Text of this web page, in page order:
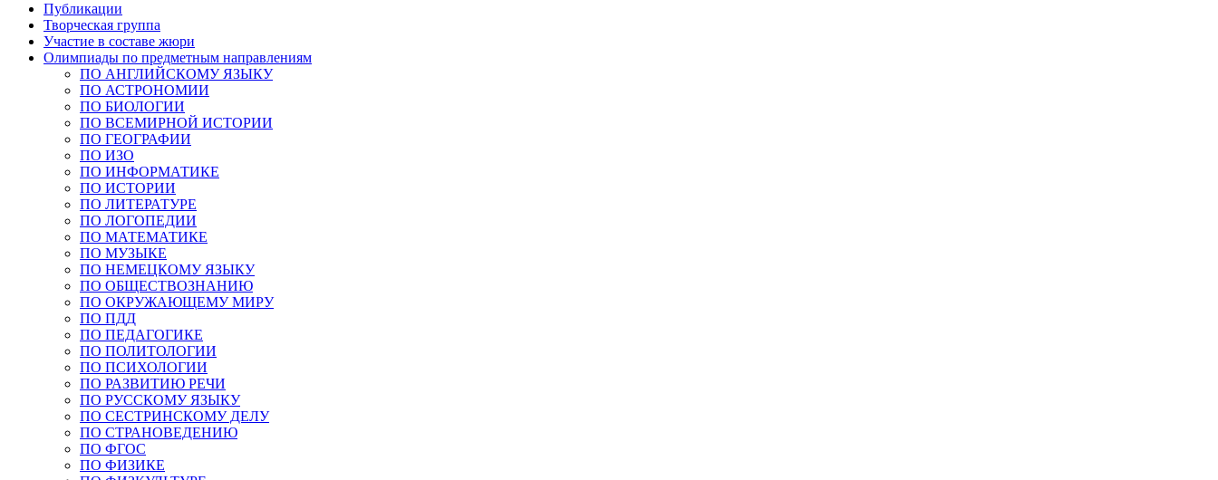
Публикации
Творческая группа
Участие в составе жюри
Олимпиады по предметным направлениям
ПО АНГЛИЙСКОМУ ЯЗЫКУ
ПО АСТРОНОМИИ
ПО БИОЛОГИИ
ПО ВСЕМИРНОЙ ИСТОРИИ
ПО ГЕОГРАФИИ
ПО ИЗО
ПО ИНФОРМАТИКЕ
ПО ИСТОРИИ
ПО ЛИТЕРАТУРЕ
ПО ЛОГОПЕДИИ
ПО МАТЕМАТИКЕ
ПО МУЗЫКЕ
ПО НЕМЕЦКОМУ ЯЗЫКУ
ПО ОБЩЕСТВОЗНАНИЮ
ПО ОКРУЖАЮЩЕМУ МИРУ
ПО ПДД
ПО ПЕДАГОГИКЕ
ПО ПОЛИТОЛОГИИ
ПО ПСИХОЛОГИИ
ПО РАЗВИТИЮ РЕЧИ
ПО РУССКОМУ ЯЗЫКУ
ПО СЕСТРИНСКОМУ ДЕЛУ
ПО СТРАНОВЕДЕНИЮ
ПО ФГОС
ПО ФИЗИКЕ